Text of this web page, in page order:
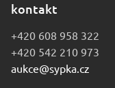
kontakt
+420 608 958 322
+420 542 210 973
aukce@sypka.cz